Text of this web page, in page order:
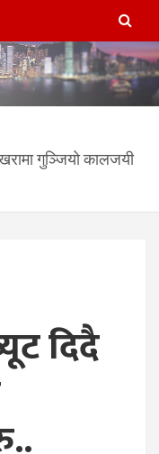
अनलाईन
गुञ्जियो कालजयी
दिदै